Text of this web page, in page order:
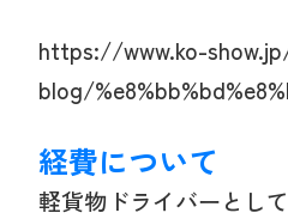
https://www.ko-
blog/
経費について
軽貨物ドライバーとし